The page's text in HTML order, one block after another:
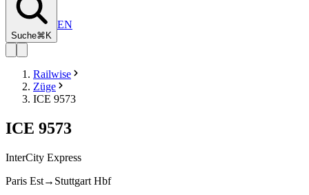
Suche⌘K
EN
Railwise
Züge
ICE 9573
ICE 9573
InterCity Express
Paris Est→ Stuttgart Hbf